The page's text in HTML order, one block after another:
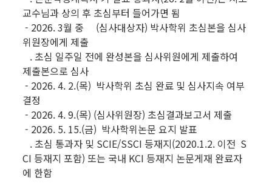
교수님과 상의 후 초심부터 들어가면 됨
- 2026. 3월 중 (심사대상자) 박사학위 초심본을 심사
위원장에게 제출
. 초심 일주일 전에 완성본을 심사위원에게 제출하여
제출본으로 심사
- 2026. 4. 2.(목) 박사학위 초심 완료 및 심사지속 여부
결정
- 2026. 4. 9.(목) (심사위원장) 초심결과보고서 제출
- 2026. 5. 15.(금) 박사학위논문 요지 발표
. 초심 통과자 및 SCIE/SSCI 등재지(2020.1.2. 이전 S
CI 등재지 포함) 또는 국내 KCI 등재지 논문게재 완료자
에 한함